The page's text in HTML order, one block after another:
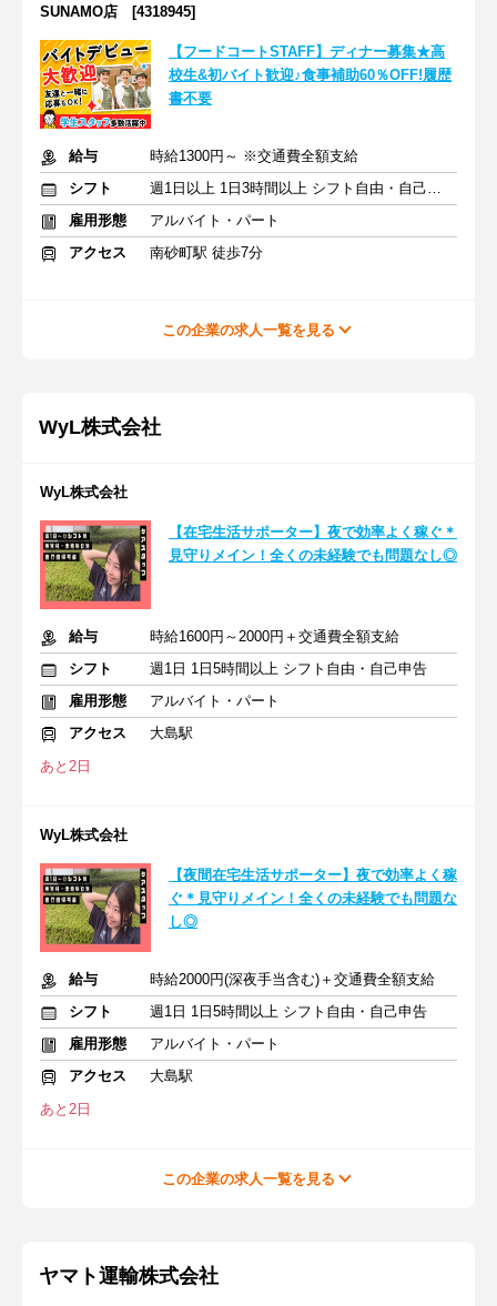
SUNAMO店 [4318945]
【フードコートSTAFF】ディナー募集★高
校生&初バイト歓迎♪食事補助60％OFF!履歴
書不要
給与
時給1300円～ ※交通費全額支給
シフト
週1日以上 1日3時間以上 シフト自由・自己申告
雇用形態
アルバイト・パート
アクセス
南砂町駅 徒歩7分
この企業の求人一覧を見る
WyL株式会社
WyL株式会社
【在宅生活サポーター】夜で効率よく稼ぐ＊
見守りメイン！全くの未経験でも問題なし◎
給与
時給1600円～2000円＋交通費全額支給
シフト
週1日 1日5時間以上 シフト自由・自己申告
雇用形態
アルバイト・パート
アクセス
大島駅
あと2日
WyL株式会社
【夜間在宅生活サポーター】夜で効率よく稼
ぐ＊見守りメイン！全くの未経験でも問題な
し◎
給与
時給2000円(深夜手当含む)＋交通費全額支給
シフト
週1日 1日5時間以上 シフト自由・自己申告
雇用形態
アルバイト・パート
アクセス
大島駅
あと2日
この企業の求人一覧を見る
ヤマト運輸株式会社